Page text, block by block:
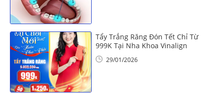
Tẩy Trắng Răng Đón Tết Chỉ Từ
999K Tại Nha Khoa Vinalign
29/01/2026